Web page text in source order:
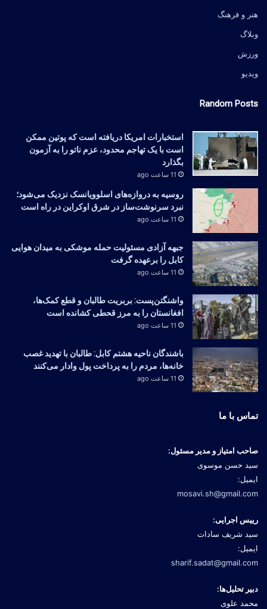
هنر و فرهنگ
وبلاگ
ورزش
ویدیو
Random Posts
استخبارات امریکا دریافته است که پوتین ممکن
است با یک تهاجم محدود، عزم ناتو را به آزمون
بگذارد
11 ساعت ago
روسیه به دروازه‌های اسلوویانسک نزدیک می‌شود؛
نبرد سرنوشت‌ساز در شرق اوکراین در راه است
11 ساعت ago
جبهه آزادی مسئولیت حمله موشکی به میدان هوایی
کابل را برعهده گرفت
11 ساعت ago
واشنگتن‌پست: بربریت طالبان و قطع کمک‌ها،
افغانستان را به مرز قحطی کشانده است
11 ساعت ago
باشندگان ناحیه هشتم کابل: طالبان با تهدید غصب
خانه‌ها، مردم را به پرداخت پول وادار می‌کنند
11 ساعت ago
تماس با ما
صاحب امتیاز و مدیر مسئول:
سید حسن موسوی
ایمیل:
mosavi.sh@gmail.com
رییس اجرایی:
سید شریف سادات
ایمیل:
sharif.sadat@gmail.com
دبیر تحلیل‌ها:
محمد علوی